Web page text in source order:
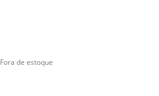
Fora de estoque